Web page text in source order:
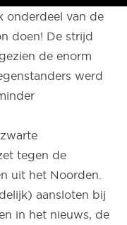
onderdeel van de
doen! De strijd
de enorm
werd
tegen de
uit het Noorden.
aansloten bij
in het nieuws, de